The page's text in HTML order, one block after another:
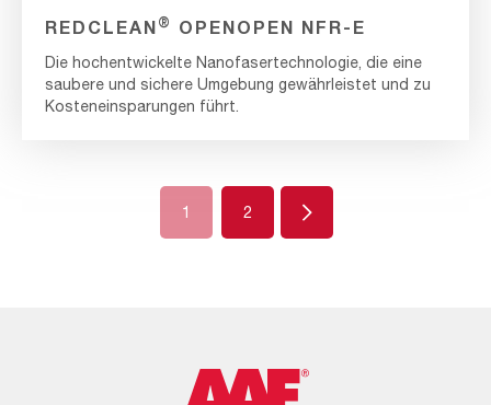
REDCLEAN ® OPENOPEN NFR-E
Die hochentwickelte Nanofasertechnologie, die eine
saubere und sichere Umgebung gewährleistet und zu
Kosteneinsparungen führt.
1 2